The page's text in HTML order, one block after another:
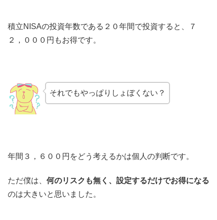
積立NISAの投資年数である２０年間で投資すると、７
２，０００円もお得です。
それでもやっぱりしょぼくない？
年間３，６００円をどう考えるかは個人の判断です。
ただ僕は、 何のリスクも無く、設定するだけでお得になる
のは大きいと思いました。